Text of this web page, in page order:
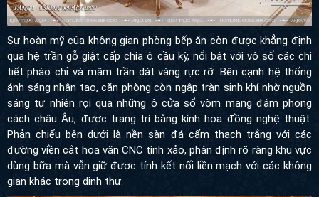
Sự hoàn mỹ của không gian phòng bếp ăn còn được khẳng định
qua hệ trần gỗ giật cấp chia ô cầu kỳ, nổi bật với vô số các chi
tiết phào chỉ và mâm trần dát vàng rực rỡ. Bên cạnh hệ thống
ánh sáng nhân tạo, căn phòng còn ngập tràn sinh khí nhờ nguồn
sáng tự nhiên rọi qua những ô cửa sổ vòm mang đậm phong
cách châu Âu, được trang trí bằng kính hoa đồng nghệ thuật.
Phản chiếu bên dưới là nền sàn đá cẩm thạch trắng với các
đường viền cắt hoa văn CNC tinh xảo, phân định rõ ràng khu vực
dùng bữa mà vẫn giữ được tính kết nối liền mạch với các không
gian khác trong dinh thự.